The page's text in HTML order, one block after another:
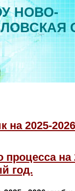
НОВО-
на 2025-
на
год.